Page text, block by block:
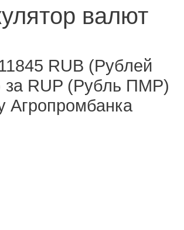
валют
RUB (Рублей
за RUP (Рубль ПМР)
Агропромбанка